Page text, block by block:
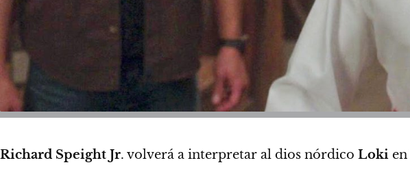
Richard Speight Jr. volverá a interpretar al dios nórdico Loki en